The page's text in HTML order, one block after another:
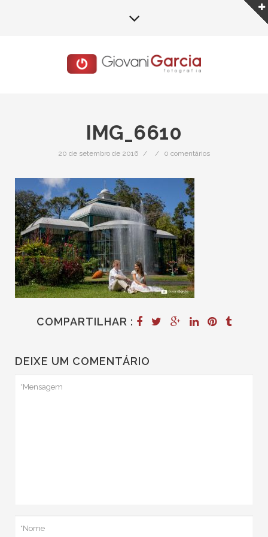
IMG_6610
20 de setembro de 2016 / / 0 comentários
COMPARTILHAR :
DEIXE UM COMENTÁRIO